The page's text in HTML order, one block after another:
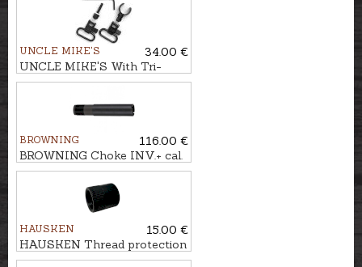
UNCLE MIKE'S
34.00 €
UNCLE MIKE'S With Tri-
Lock sling swivels for shotgun
BROWNING
116.00 €
BROWNING Choke INV.+ cal.
.12 LONG 10cm
HAUSKEN
15.00 €
HAUSKEN Thread protection
nut M14x1